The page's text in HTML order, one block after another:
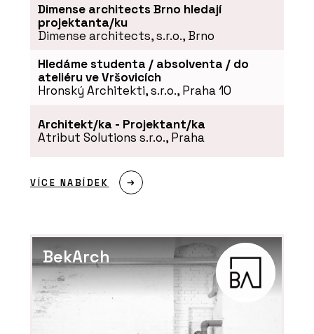
Dimense architects Brno hledají
projektanta/ku
Dimense architects, s.r.o., Brno
Hledáme studenta / absolventa / do
ateliéru ve Vršovicích
Hronský Architekti, s.r.o., Praha 10
Architekt/ka - Projektant/ka
Atribut Solutions s.r.o., Praha
VÍCE NABÍDEK
BekArch